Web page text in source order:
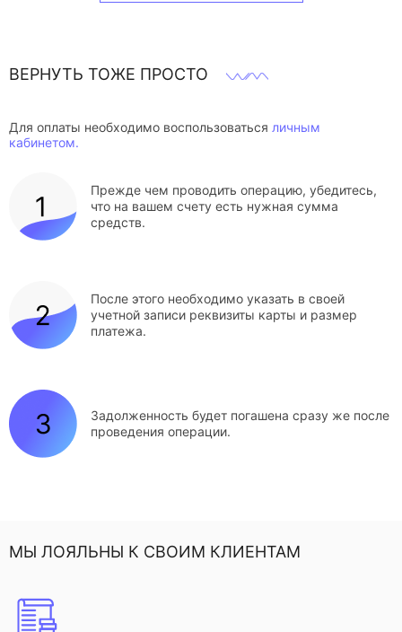
ВЕРНУТЬ ТОЖЕ ПРОСТО
Для оплаты необходимо воспользоваться личным
кабинетом.
Прежде чем проводить операцию, убедитесь,
что на вашем счету есть нужная сумма
средств.
После этого необходимо указать в своей
учетной записи реквизиты карты и размер
платежа.
Задолженность будет погашена сразу же после
проведения операции.
МЫ ЛОЯЛЬНЫ К СВОИМ КЛИЕНТАМ